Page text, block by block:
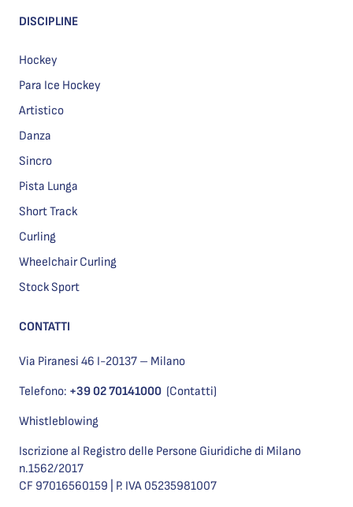
DISCIPLINE
Hockey
Para Ice Hockey
Artistico
Danza
Sincro
Pista Lunga
Short Track
Curling
Wheelchair Curling
Stock Sport
CONTATTI
Via Piranesi 46 I-20137 – Milano
Telefono: +39 02 70141000 (Contatti)
Whistleblowing
Iscrizione al Registro delle Persone Giuridiche di Milano
n.1562/2017
CF 97016560159 | P. IVA 05235981007